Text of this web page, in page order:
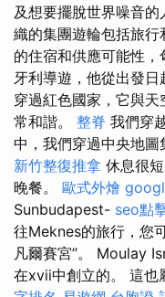
及想要擺脫世界噪音的
織的集團遊輪包括旅
的住宿和供應可能性
牙利導遊，他從出發日
穿過紅色國家，它與
常和諧。 整脊 我們穿
中，我們穿過中央地圖
新竹整復推拿 休息很
晚餐。 歐式外燴
Sunbudapest- seo點
往Meknes的旅行，您
凡爾賽宮”。 Moulay
在xvii中創立的。 這